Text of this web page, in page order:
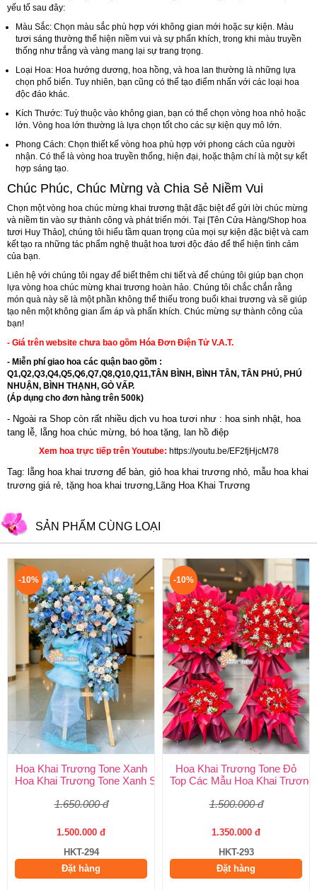
yếu tố sau đây:
Màu Sắc: Chọn màu sắc phù hợp với không gian mới hoặc sự kiện. Màu
tươi sáng thường thể hiện niềm vui và sự phấn khích, trong khi màu truyền
thống như trắng và vàng mang lại sự trang trọng.
Loại Hoa: Hoa hướng dương, hoa hồng, và hoa lan thường là những lựa
chọn phổ biến. Tuy nhiên, bạn cũng có thể tạo điểm nhấn với các loại hoa
độc đáo khác.
Kích Thước: Tuỳ thuộc vào không gian, bạn có thể chọn vòng hoa nhỏ hoặc
lớn. Vòng hoa lớn thường là lựa chọn tốt cho các sự kiện quy mô lớn.
Phong Cách: Chọn thiết kế vòng hoa phù hợp với phong cách của người
nhận. Có thể là vòng hoa truyền thống, hiện đại, hoặc thậm chí là một sự kết
hợp sáng tạo.
Chúc Phúc, Chúc Mừng và Chia Sẻ Niềm Vui
Chọn một vòng hoa chúc mừng khai trương thật đặc biệt để gửi lời chúc mừng
và niềm tin vào sự thành công và phát triển mới. Tại [Tên Cửa Hàng/Shop hoa
tươi Huy Thảo], chúng tôi hiểu tầm quan trọng của mọi sự kiện đặc biệt và cam
kết tạo ra những tác phẩm nghệ thuật hoa tươi độc đáo để thể hiện tình cảm
của bạn.
Liên hệ với chúng tôi ngay để biết thêm chi tiết và để chúng tôi giúp bạn chọn
lựa vòng hoa chúc mừng khai trương hoàn hảo. Chúng tôi chắc chắn rằng
món quà này sẽ là một phần không thể thiếu trong buổi khai trương và sẽ giúp
tạo nên một không gian ấm áp và phấn khích. Chúc mừng sự thành công của
bạn!
- Giá trên website chưa bao gồm Hóa Đơn Điện Tử V.A.T.
- Miễn phí giao hoa các quận bao gồm :
Q1,Q2,Q3,Q4,Q5,Q6,Q7,Q8,Q10,Q11,TÂN BÌNH, BÌNH TÂN, TÂN PHÚ, PHÚ
NHUẬN, BÌNH THẠNH, GÒ VẤP.
(Áp dụng cho đơn hàng trên 500k)
- Ngoài ra Shop còn rất nhiều dịch vu hoa tươi như : hoa sinh nhật, hoa
tang lễ, l ẵng hoa chúc mừng, bó hoa tặng, lan hồ điệp
Xem hoa trực tiếp trên Youtube: https://youtu.be/EF2fjHjcM78
Tag: lẵng hoa khai trương để bàn, giỏ hoa khai trương nhỏ, mẫu hoa khai
trương giá rẻ, tặng hoa khai trương,Lãng Hoa Khai Trương
SẢN PHẨM CÙNG LOẠI
-10%
Hoa Khai Trương Tone Xanh
Hoa Khai Trương Tone Xanh Sang Trọng, Độc Đáo | Shop Hoa
1.650.000 đ
1.500.000 đ
HKT-294
Đặt hàng
-10%
Hoa Khai Trương Tone Đỏ
Top Các Mẫu Hoa Khai
1.500.000 đ
1.350.000 đ
HKT-293
Đặt hàng